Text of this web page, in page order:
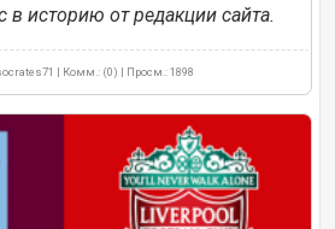
в историю от редакции сайта.
| Комм.: (0) | Просм.: 1898